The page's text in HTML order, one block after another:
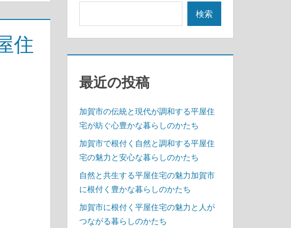
住
検索
最近の投稿
加賀市の伝統と現代が調和する平屋住
宅が紡ぐ心豊かな暮らしのかたち
加賀市で根付く自然と調和する平屋住
宅の魅力と安心な暮らしのかたち
自然と共生する平屋住宅の魅力加賀市
に根付く豊かな暮らしのかたち
加賀市に根付く平屋住宅の魅力と人が
つながる暮らしのかたち